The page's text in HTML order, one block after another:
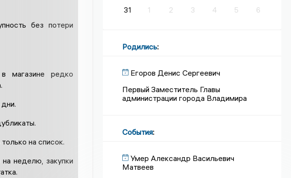
без потери
магазине редко
на список.
неделю, закупки
31
1 2 3 4 5 6
Родились:
Егоров Денис Сергеевич
Первый Заместитель Главы
администрации города Владимира
События:
Умер Александр Васильевич
Матвеев